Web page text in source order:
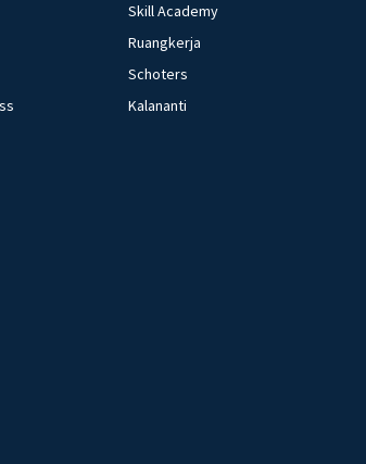
Skill Academy
Ruangkerja
Schoters
Kalananti